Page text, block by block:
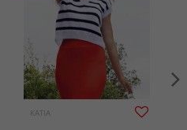
KATIA